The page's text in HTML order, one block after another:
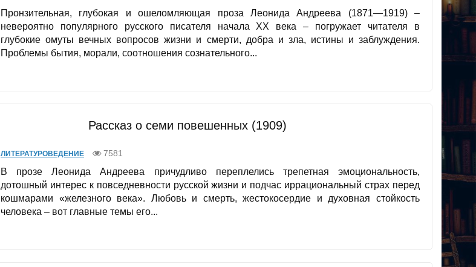
Пронзительная, глубокая и ошеломляющая проза Леонида Андреева (1871—1919) –
невероятно популярного русского писателя начала XX века – погружает читателя в
глубокие омуты вечных вопросов жизни и смерти, добра и зла, истины и заблуждения.
Проблемы бытия, морали, соотношения сознательного...
Рассказ о семи повешенных (1909)
ЛИТЕРАТУРОВЕДЕНИЕ 7581
В прозе Леонида Андреева причудливо переплелись трепетная эмоциональность,
дотошный интерес к повседневности русской жизни и подчас иррациональный страх перед
кошмарами «железного века». Любовь и смерть, жестокосердие и духовная стойкость
человека – вот главные темы его...